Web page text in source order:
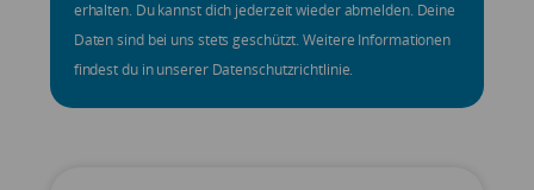
erhalten. Du kannst dich jederzeit wieder abmelden. Deine
Daten sind bei uns stets geschützt. Weitere Informationen
findest du in unserer Datenschutzrichtlinie.